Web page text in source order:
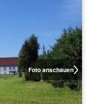
Foto anschauen